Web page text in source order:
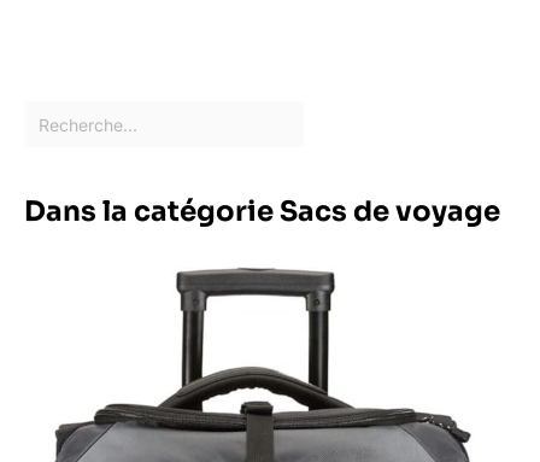
Dans la catégorie Sacs de voyage